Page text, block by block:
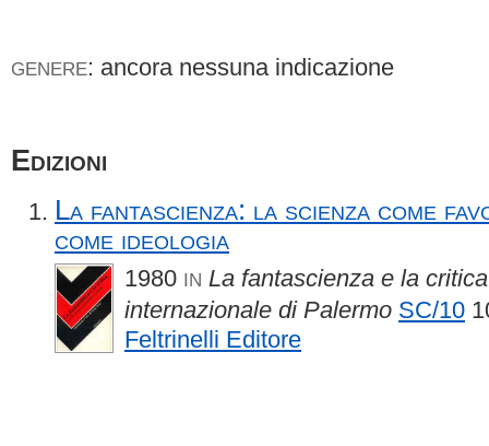
GENERE: ancora nessuna indicazione
Edizioni
La fantascienza: la scienza come
come ideologia
1980 IN La fantascienza e la
internazionale di Palermo SC/10
Feltrinelli Editore